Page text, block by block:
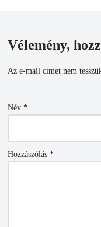
Vélemény,
Az e-mail címet nem
Név *
Hozzászólás *